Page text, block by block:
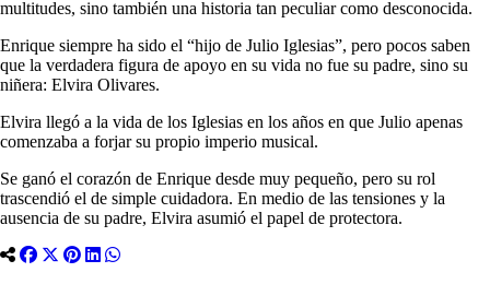
multitudes, sino también una historia tan peculiar como desconocida.
Enrique siempre ha sido el “hijo de Julio Iglesias”, pero pocos saben
que la verdadera figura de apoyo en su vida no fue su padre, sino su
niñera: Elvira Olivares.
Elvira llegó a la vida de los Iglesias en los años en que Julio apenas
comenzaba a forjar su propio imperio musical.
Se ganó el corazón de Enrique desde muy pequeño, pero su rol
trascendió el de simple cuidadora. En medio de las tensiones y la
ausencia de su padre, Elvira asumió el papel de protectora.